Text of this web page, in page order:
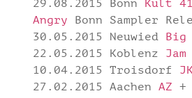
29.08.2015 Bonn Kult 41
Angry Bonn Sampler
30.05.2015 Neuwied Big
22.05.2015 Koblenz
10.04.2015 Troisdorf
27.02.2015 Aachen AZ +